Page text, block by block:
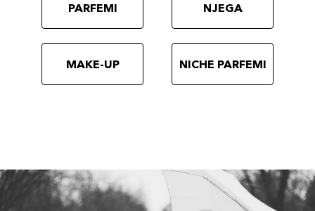
PARFEMI NJEGA
MAKE-UP NICHE PARFEMI